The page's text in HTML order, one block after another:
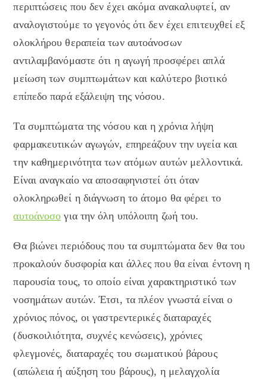
περιπτώσεις που δεν έχει ακόμα ανακαλυφτεί, αν
αναλογιστούμε το γεγονός ότι δεν έχει επιτευχθεί εξ
ολοκλήρου θεραπεία των αυτοάνοσων
αντιλαμβανόμαστε ότι η αγωγή προσφέρει απλά
μείωση των συμπτωμάτων και καλύτερο βιοτικό
επίπεδο παρά εξάλειψη της νόσου.
Τα συμπτώματα της νόσου και η χρόνια λήψη
φαρμακευτικών αγωγών, επηρεάζουν την υγεία και
την καθημερινότητα των ατόμων αυτών μελλοντικά.
Είναι αναγκαίο να αποσαφηνιστεί ότι όταν
ολοκληρωθεί η διάγνωση το άτομο θα φέρει το
αυτοάνοσο για την όλη υπόλοιπη ζωή του.
Θα βιώνει περιόδους που τα συμπτώματα δεν θα του
προκαλούν δυσφορία και άλλες που θα είναι έντονη η
παρουσία τους, το οποίο είναι χαρακτηριστικό των
νοσημάτων αυτών. Έτσι, τα πλέον γνωστά είναι ο
χρόνιος πόνος, οι γαστρεντερικές διαταραχές
(δυσκοιλιότητα, συχνές κενώσεις), χρόνιες
φλεγμονές, διαταραχές του σωματικού βάρους
(απώλεια ή αύξηση του βάρους), η μελαγχολία